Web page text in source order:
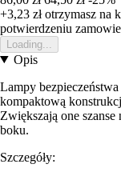
+3,23 złotrzymasz na
potwierdzeniu
Loading...
Opis
Lampy
kompaktową
Zwiększają one
boku.
Szczegóły: